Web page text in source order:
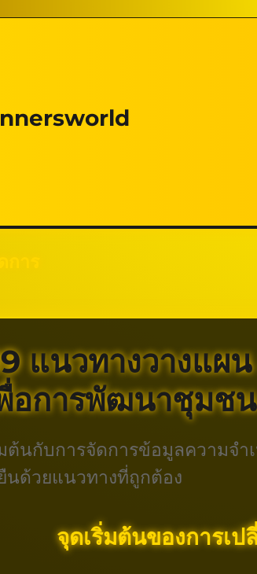
แนวทางวางแผ
อการพัฒนาชุมชน
มต้นกับการจัดการข้อมูลความจ
ด้วยแนวทางที่ถูกต้อง
จุดเริ่มต้นของการเป